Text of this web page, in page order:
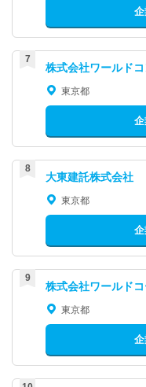
株式会社ワールド
東京都
大東建託株式会社
東京都
株式会社ワールド
東京都